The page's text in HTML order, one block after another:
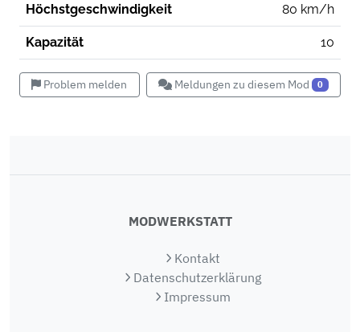
Höchstgeschwindigkeit 80 km/h
Kapazität 10
Problem melden Meldungen zu diesem Mod 0
MODWERKSTATT
Kontakt
Datenschutzerklärung
Impressum